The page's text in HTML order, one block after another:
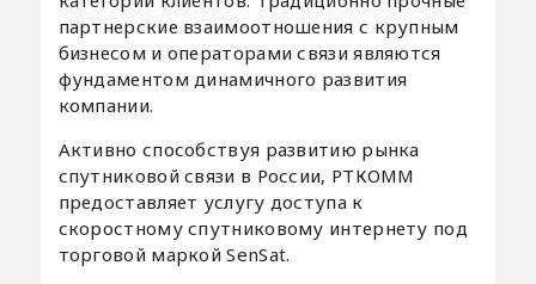
партнерские взаимоотношения с крупным
бизнесом и операторами связи являются
фундаментом динамичного развития
компании.
Активно способствуя развитию рынка
спутниковой связи в России, РТКОММ
предоставляет услугу доступа к
скоростному спутниковому интернету под
торговой маркой SenSat.